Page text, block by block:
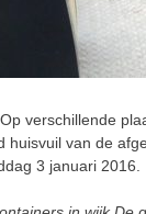
verschillende
huisvuil van de
3 januari 2016.